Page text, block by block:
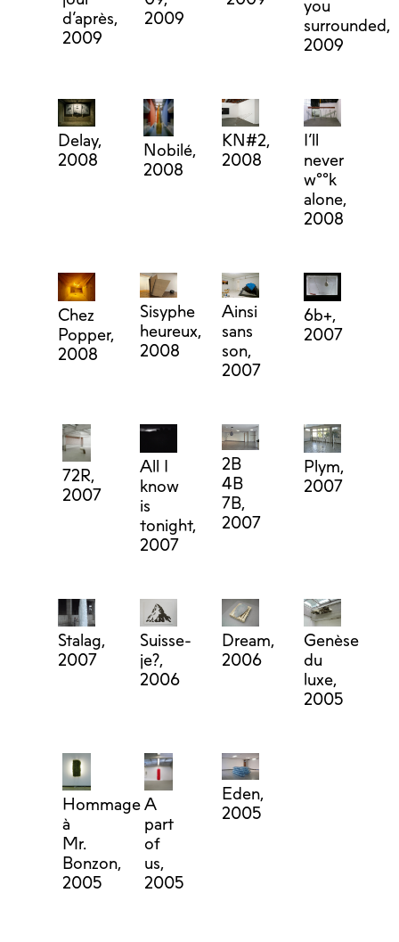
d’après,
2009
2009
you
surrounded,
2009
Delay,
2008
Nobilé,
2008
KN#2,
2008
I’ll
never
w°°k
alone,
2008
Chez
Popper,
2008
Sisyphe
heureux,
2008
Ainsi
sans
son,
2007
6b+,
2007
72R,
2007
All I
know
is
tonight,
2007
2B
4B
7B,
2007
Plym,
2007
Stalag,
2007
Suisse-
je?,
2006
Dream,
2006
Genèse
du
luxe,
2005
Hommage
à
Mr.
Bonzon,
2005
A
part
of
us,
2005
Eden,
2005